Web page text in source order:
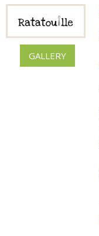
GALLERY